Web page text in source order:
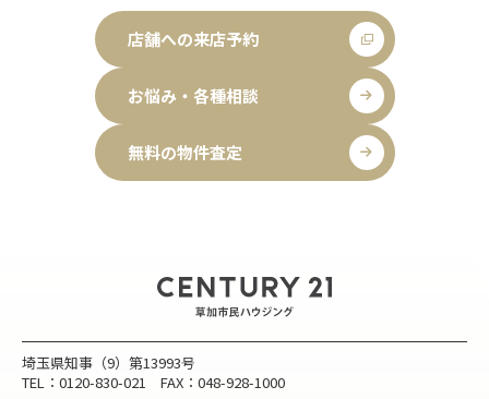
店舗への来店予約
お悩み・各種相談
無料の物件査定
埼玉県知事（9）第13993号
TEL：0120-830-021 FAX：048-928-1000